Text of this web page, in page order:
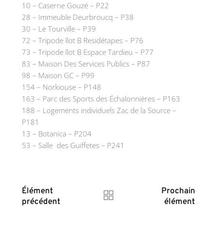
10 – Caserne Gouzé – P22
28 – Immeuble Deurbroucq – P38
30 – Le Tourville – P39
72 – Tripode îlot B Residétapes – P76
73 – Tripode îlot B Espace Tardieu – P77
83 – Maison Des Services Publics – P87
98 – Maison GC – P99
154 – Norkiouse – P148
163 – Parc des Sports des Échalonnières – P163
188 – Logements individuels Zac de la Source –
P181
13 – Botanica – P204
53 – Salle des Guiffetes – P241
Élément
précédent
Prochain
élément